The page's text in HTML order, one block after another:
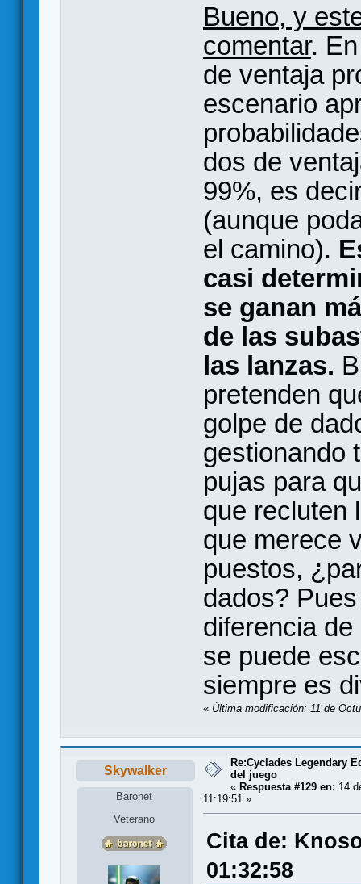
Bueno, y
comentar.
de ventaja
escenario
dos de
99%, es
(aunque
el camino).
casi
se ganan
de las
las lanzas.
pretenden
golpe de
gestionando
pujas para
que recluten
que merece
puestos,
dados?
diferencia
se puede
siempre es
« Última modificación: 11 de
Skywalker
Baronet
Veterano
Re:Cyclades Legendary
del juego
« Respuesta #129 en: 14
11:19:51 »
Cita de:
01:32:58